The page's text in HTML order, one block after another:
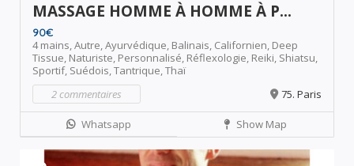
MASSAGE HOMME À HOMME À P...
90€
4 mains,Autre,Ayurvédique, Balinais, Californien, Deep
Tissue, Naturiste, Personnalisé, Réflexologie, Reiki, Shiatsu,
Sportif, Suédois,Tantrique,Thaï
2 commentaires
75. Paris
Whatsapp Show Map